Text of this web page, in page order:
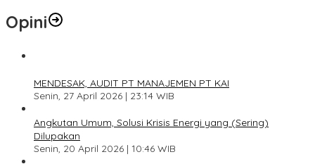
Opini
MENDESAK, AUDIT PT MANAJEMEN PT KAI
Senin, 27 April 2026 | 23:14 WIB
Angkutan Umum, Solusi Krisis Energi yang (Sering)
Dilupakan
Senin, 20 April 2026 | 10:46 WIB